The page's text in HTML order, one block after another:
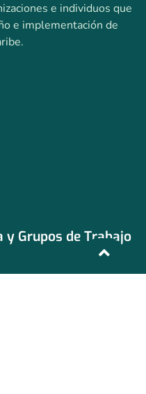
e individuos que
e implementación de
y Grupos de Trabajo